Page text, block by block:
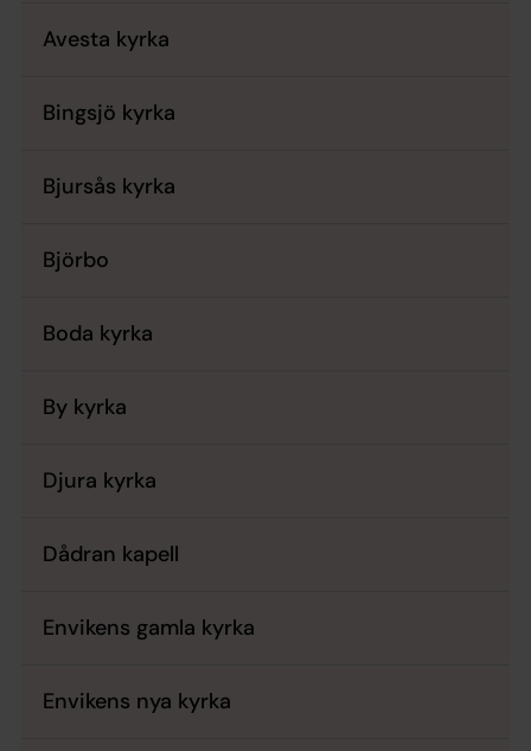
Avesta kyrka
Bingsjö kyrka
Bjursås kyrka
Björbo
Boda kyrka
By kyrka
Djura kyrka
Dådran kapell
Envikens gamla kyrka
Envikens nya kyrka